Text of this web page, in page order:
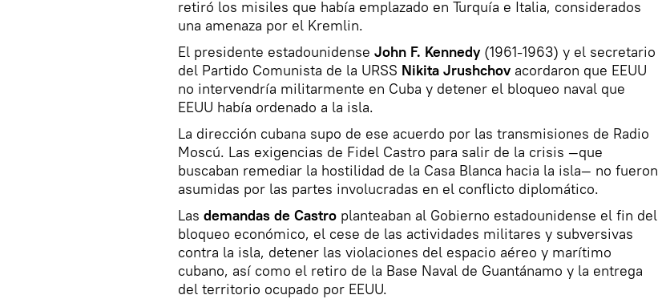
retiró los misiles que había emplazado en Turquía e Italia, considerados
una amenaza por el Kremlin.
El presidente estadounidense John F. Kennedy(1961-1963) y el secretario
del Partido Comunista de la URSS Nikita Jrushchov acordaron que EEUU
no intervendría militarmente en Cuba y detener el bloqueo naval que
EEUU había ordenado a la isla.
La dirección cubana supo de ese acuerdo por las transmisiones de Radio
Moscú. Las exigencias de Fidel Castro para salir de la crisis —que
buscaban remediar la hostilidad de la Casa Blanca hacia la isla— no fueron
asumidas por las partes involucradas en el conflicto diplomático.
Las demandas de Castro planteaban al Gobierno estadounidense el fin del
bloqueo económico, el cese de las actividades militares y subversivas
contra la isla, detener las violaciones del espacio aéreo y marítimo
cubano, así como el retiro de la Base Naval de Guantánamo y la entrega
del territorio ocupado por EEUU.